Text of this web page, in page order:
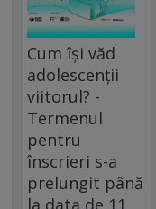
Cum își văd
adolescenții
viitorul? -
Termenul
pentru
înscrieri s-a
prelungit până
la data de 11